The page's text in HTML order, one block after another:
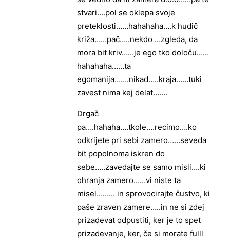
stvari….pol se oklepa svoje
preteklosti……hahahaha….k hudič
križa……pač…..nekdo …zgleda, da
mora bit kriv……je ego tko določu……
hahahaha……ta
egomanija…….nikad…..kraja……tuki
zavest nima kej delat…….
Drgač
pa….hahaha….tkole….recimo….ko
odkrijete pri sebi zamero……seveda
bit popolnoma iskren do
sebe…..zavedajte se samo misli….ki
ohranja zamero……vi niste ta
misel……… in sprovocirajte čustvo, ki
paše zraven zamere…..in ne si zdej
prizadevat odpustiti, ker je to spet
prizadevanje, ker, če si morate fulll